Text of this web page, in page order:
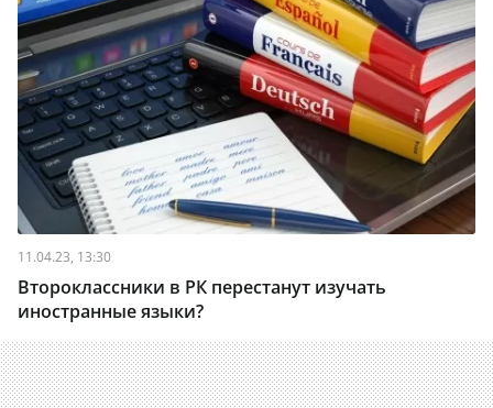
11.04.23, 13:30
Второклассники в РК перестанут изучать
иностранные языки?